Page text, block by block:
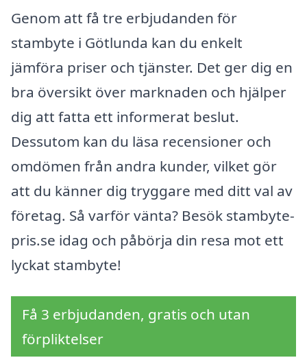
Genom att få tre erbjudanden för
stambyte i Götlunda kan du enkelt
jämföra priser och tjänster. Det ger dig en
bra översikt över marknaden och hjälper
dig att fatta ett informerat beslut.
Dessutom kan du läsa recensioner och
omdömen från andra kunder, vilket gör
att du känner dig tryggare med ditt val av
företag. Så varför vänta? Besök stambyte-
pris.se idag och påbörja din resa mot ett
lyckat stambyte!
Få 3 erbjudanden, gratis och utan
förpliktelser